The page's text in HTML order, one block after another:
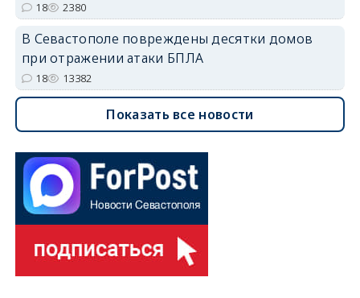
18 2380
В Севастополе повреждены десятки домов
при отражении атаки БПЛА
18 13382
Показать все новости